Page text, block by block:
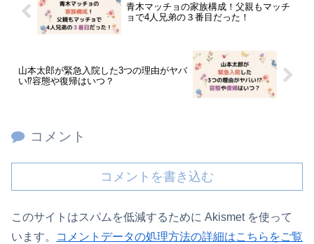
青木マッチョの家族構成！父親もマッチ
ョで4人兄弟の３番目だった！
山本太郎が緊急入院した3つの理由がヤバ
い⁉容態や復帰はいつ？
コメント
コメントを書き込む
このサイトはスパムを低減するために Akismet を使って
います。
コメントデータの処理方法の詳細はこちらをご覧